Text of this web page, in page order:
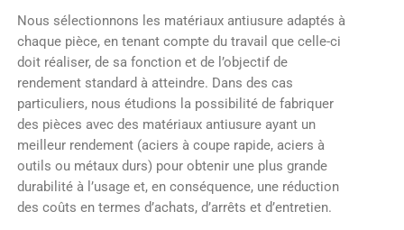
Nous sélectionnons les matériaux antiusure adaptés à
chaque pièce, en tenant compte du travail que celle-ci
doit réaliser, de sa fonction et de l’objectif de
rendement standard à atteindre. Dans des cas
particuliers, nous étudions la possibilité de fabriquer
des pièces avec des matériaux antiusure ayant un
meilleur rendement (aciers à coupe rapide, aciers à
outils ou métaux durs) pour obtenir une plus grande
durabilité à l’usage et, en conséquence, une réduction
des coûts en termes d’achats, d’arrêts et d’entretien.